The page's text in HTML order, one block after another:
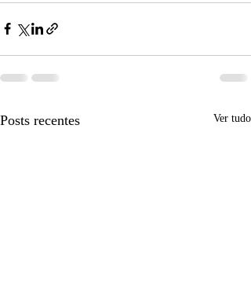
Posts recentes Ver tudo